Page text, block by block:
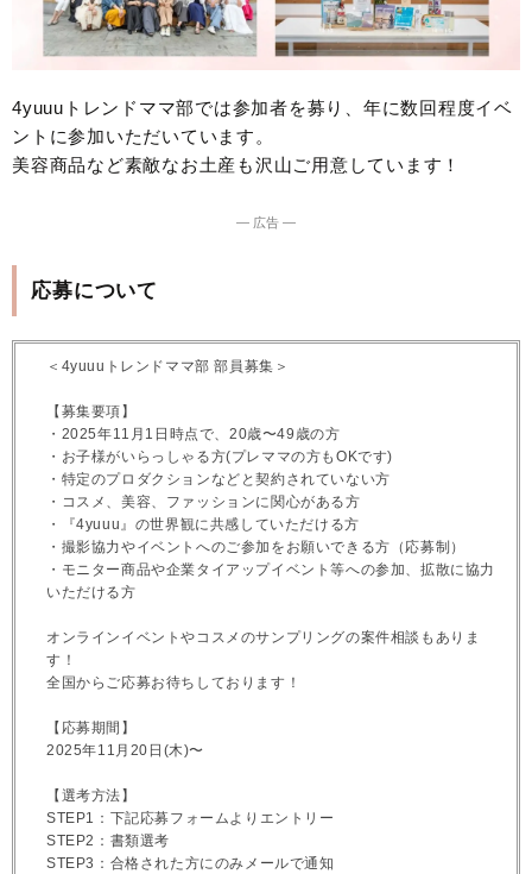
4yuuuトレンドママ部では参加者を募り、年に数回程度イベ
ントに参加いただいています。
美容商品など素敵なお土産も沢山ご用意しています！
― 広告 ―
応募について
＜4yuuuトレンドママ部 部員募集＞
【募集要項】
・2025年11月1日時点で、20歳〜49歳の方
・お子様がいらっしゃる方(プレママの方もOKです)
・特定のプロダクションなどと契約されていない方
・コスメ、美容、ファッションに関心がある方
・『4yuuu』の世界観に共感していただける方
・撮影協力やイベントへのご参加をお願いできる方（応募制）
・モニター商品や企業タイアップイベント等への参加、拡散に協力
いただける方
オンラインイベントやコスメのサンプリングの案件相談もありま
す！
全国からご応募お待ちしております！
【応募期間】
2025年11月20日(木)〜
【選考方法】
STEP1：下記応募フォームよりエントリー
STEP2：書類選考
STEP3：合格された方にのみメールで通知